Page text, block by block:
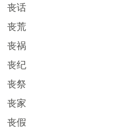
丧话
丧荒
丧祸
丧纪
丧祭
丧家
丧假